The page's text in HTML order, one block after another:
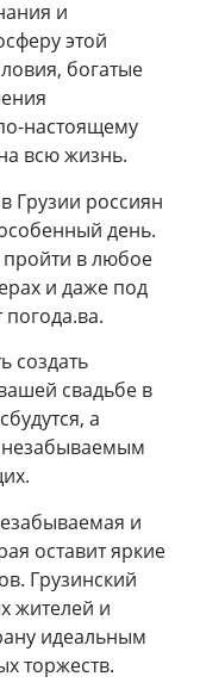
и
этой
богатые
настоящему
всю жизнь.
Грузии россиян
день.
пройти в любое
и даже под
создать
свадьбе в
а
незабываемым
и
оставит яркие
Грузинский
жителей и
идеальным
торжеств.